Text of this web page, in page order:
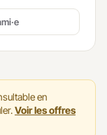
en
Voir les offres